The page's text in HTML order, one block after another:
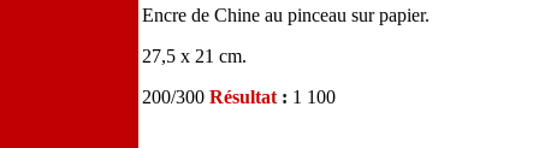
Encre de Chine au pinceau sur papier.
27,5 x 21 cm.
200/300 Résultat : 1 100